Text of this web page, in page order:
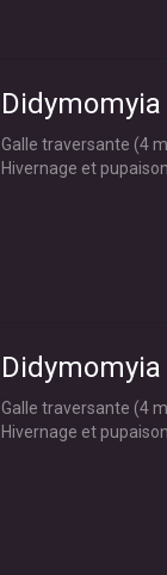
Galle traversante (4
Hivernage et
Galle traversante (4
Hivernage et